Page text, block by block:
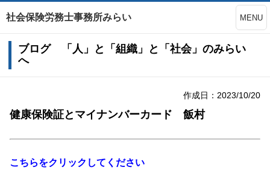
社会保険労務士事務所みらい MENU
ブログ 「人」と「組織」と「社会」のみらい
へ
作成日：2023/10/20
健康保険証とマイナンバーカード 飯村
こちらをクリックしてください